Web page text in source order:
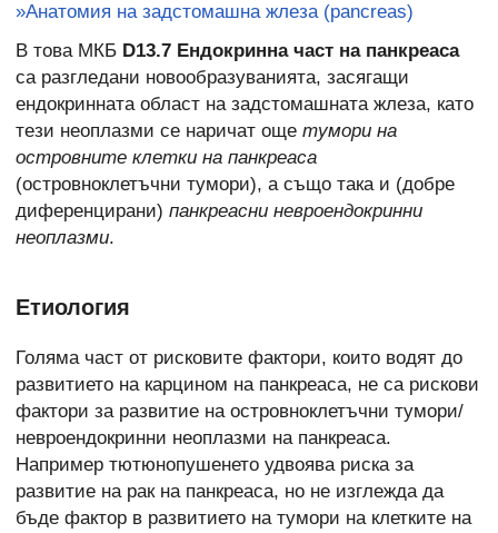
»Анатомия на задстомашна жлеза (pancreas)
В това МКБ D13.7 Ендокринна част на панкреаса
са разгледани новообразуванията, засягащи
ендокринната област на задстомашната жлеза, като
тези неоплазми се наричат още тумори на
островните клетки на панкреаса
(островноклетъчни тумори), а също така и (добре
диференцирани) панкреасни невроендокринни
неоплазми.
Етиология
Голяма част от рисковите фактори, които водят до
развитието на карцином на панкреаса, не са рискови
фактори за развитие на островноклетъчни тумори/
невроендокринни неоплазми на панкреаса.
Например тютюнопушенето удвоява риска за
развитие на рак на панкреаса, но не изглежда да
бъде фактор в развитието на тумори на клетките на